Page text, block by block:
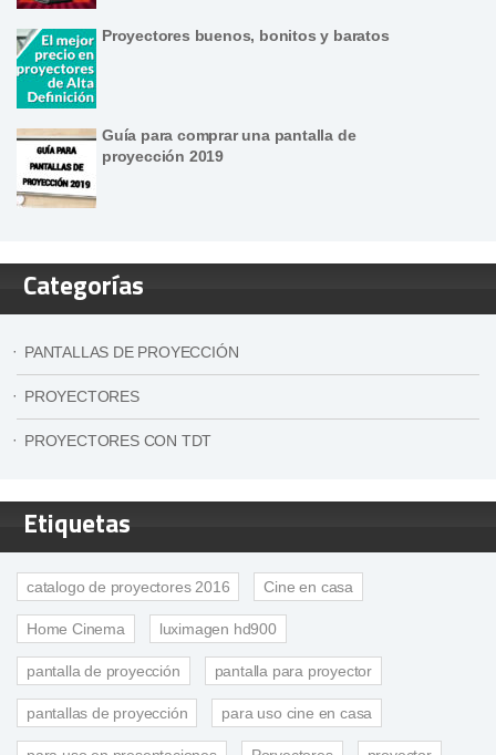
Proyectores buenos, bonitos y baratos
Guía para comprar una pantalla de
proyección 2019
Categorías
PANTALLAS DE PROYECCIÓN
PROYECTORES
PROYECTORES CON TDT
Etiquetas
catalogo de proyectores 2016 Cine en casa
Home Cinema luximagen hd900
pantalla de proyección pantalla para proyector
pantallas de proyección para uso cine en casa